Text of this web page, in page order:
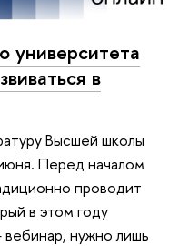
университета
в
Высшей школы
Перед началом
проводит
в этом году
нужно лишь